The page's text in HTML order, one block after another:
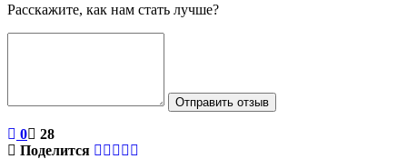
Расскажите, как нам стать лучше?
Отправить отзыв
0
28
Поделится